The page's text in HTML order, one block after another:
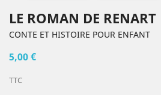
LE ROMAN DE RENART
CONTE ET HISTOIRE POUR ENFANT
5,00 €
TTC